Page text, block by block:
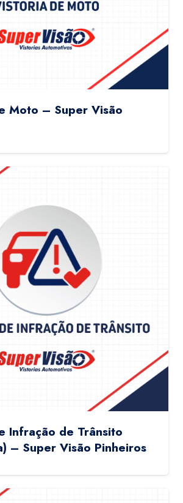
Moto – Super Visão
Infração de Trânsito
– Super Visão Pinheiros